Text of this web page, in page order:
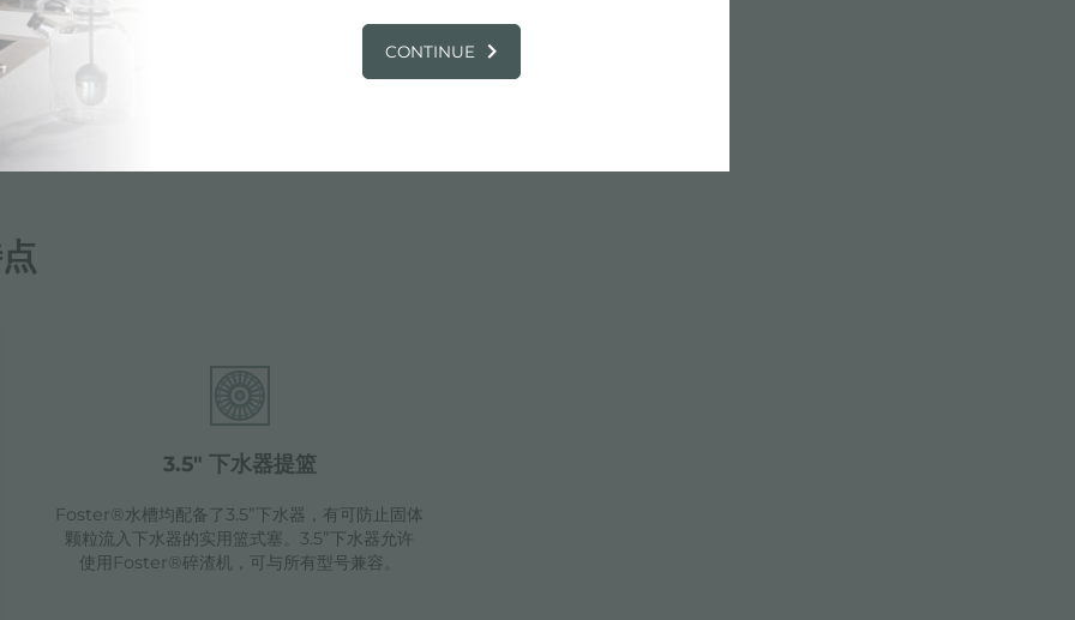
3.5" 下水器提篮
Foster®水槽均配备了3.5”下水器，有可防止固体
颗粒流入下水器的实用篮式塞。3.5”下水器允许
使用Foster®碎渣机，可与所有型号兼容。
CONTINUE